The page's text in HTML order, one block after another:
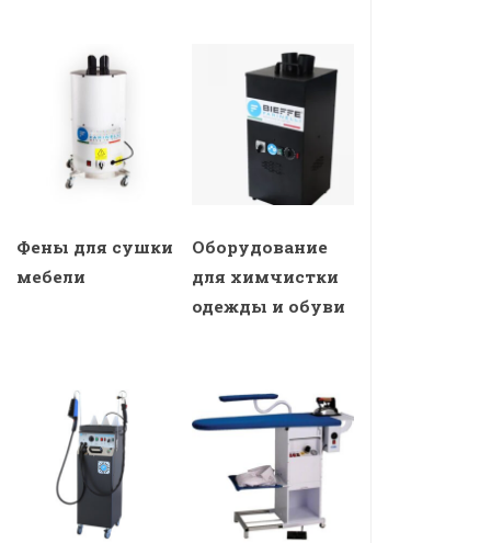
Фены для сушки
мебели
Оборудование
для химчистки
одежды и обуви